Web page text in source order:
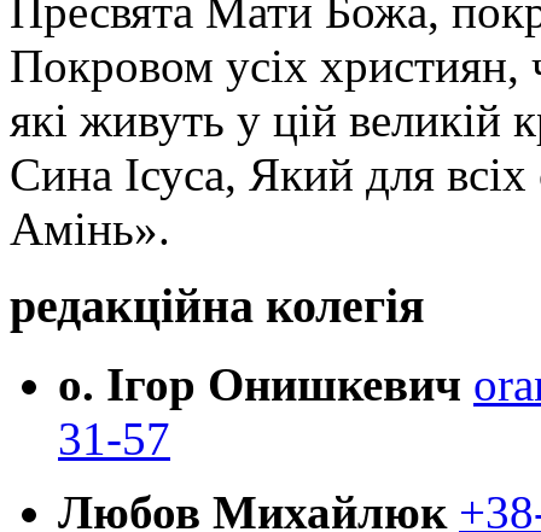
Пресвята Мати Божа,
Покровом усіх християн,
які живуть у цій великій
Сина Ісуса, Який для
Амінь».
редакційна колегія
о. Ігор Онишкевич
31-57
Любов Михайлюк